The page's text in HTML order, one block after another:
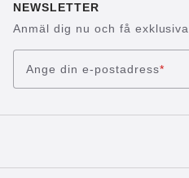
NEWSLETTER
Anmäl dig nu och få
Ange din e-postadress*